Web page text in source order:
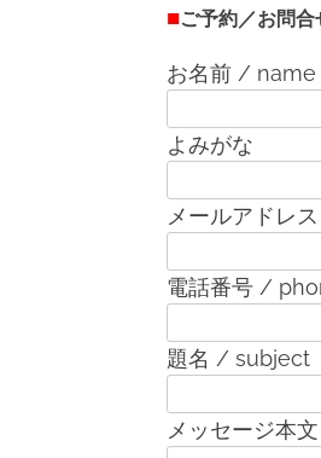
■ご予約／お問合
お名前 / name
よみがな
メールアドレ
電話番号 /
題名 / subject
メッセージ本